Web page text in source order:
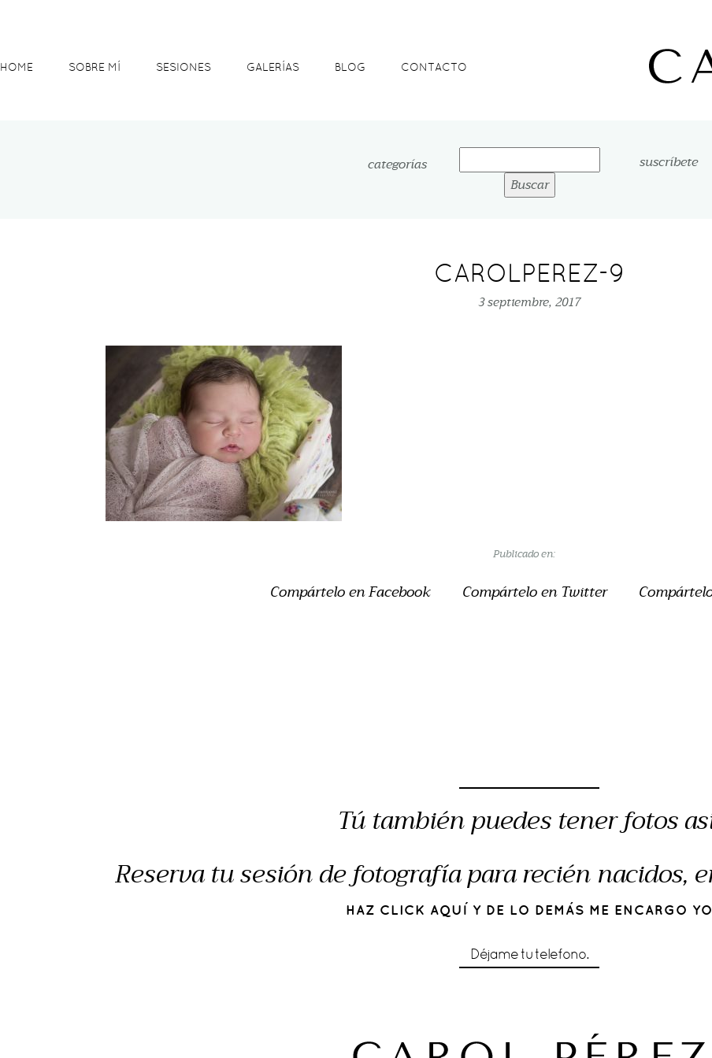
HOME SOBRE MÍ SESIONES GALERÍAS BLOG CONTACTO
categorías
Buscar: suscríbete
CAROLPEREZ-9
3 septiembre, 2017
Publicado en:
Compártelo en Facebook Compártelo en Twitter
Tú también puedes tener fotos
Reserva tu sesión de fotografía para recién nacidos,
HAZ CLICK AQUÍ Y DE LO DEMÁS ME ENCARGO YO
Déjame tu telefono.